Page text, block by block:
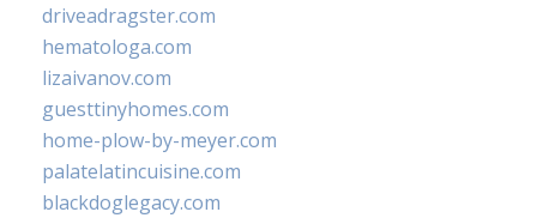
driveadragster.com
hematologa.com
lizaivanov.com
guesttinyhomes.com
home-plow-by-meyer.com
palatelatincuisine.com
blackdoglegacy.com